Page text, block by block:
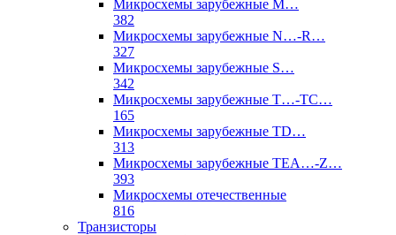
Микросхемы зарубежные M…
382
Микросхемы зарубежные N…-R…
327
Микросхемы зарубежные S…
342
Микросхемы зарубежные T…-TC…
165
Микросхемы зарубежные TD…
313
Микросхемы зарубежные TEA…-Z…
393
Микросхемы отечественные
816
Транзисторы